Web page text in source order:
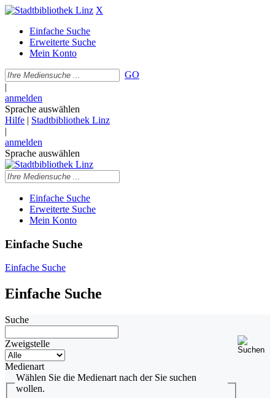
X
Einfache Suche
Erweiterte Suche
Mein Konto
GO
|
anmelden
Sprache auswählen
Hilfe | Stadtbibliothek Linz
|
anmelden
Sprache auswählen
Einfache Suche
Erweiterte Suche
Mein Konto
Einfache Suche
Einfache Suche
Einfache Suche
Suche
Zweigstelle
Medienart
Wählen Sie die Medienart nach der Sie suchen
wollen.